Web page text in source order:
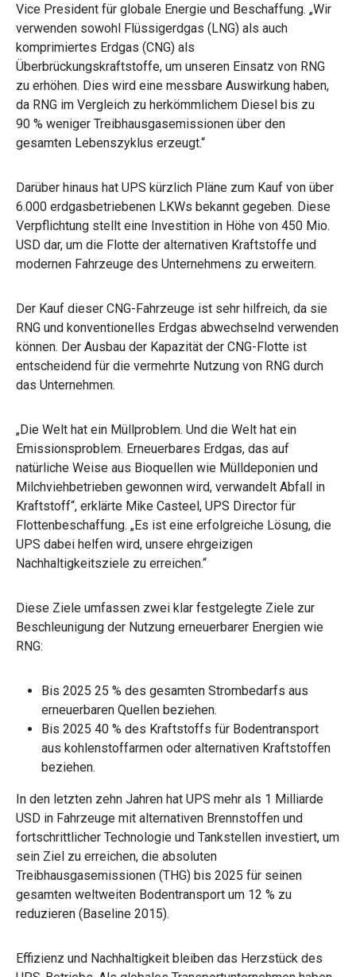
Vice President für globale Energie und Beschaffung. „Wir
verwenden sowohl Flüssigerdgas (LNG) als auch
komprimiertes Erdgas (CNG) als
Überbrückungskraftstoffe, um unseren Einsatz von RNG
zu erhöhen. Dies wird eine messbare Auswirkung haben,
da RNG im Vergleich zu herkömmlichem Diesel bis zu
90 % weniger Treibhausgasemissionen über den
gesamten Lebenszyklus erzeugt.“
Darüber hinaus hat UPS kürzlich Pläne zum Kauf von über
6.000 erdgasbetriebenen LKWs bekannt gegeben. Diese
Verpflichtung stellt eine Investition in Höhe von 450 Mio.
USD dar, um die Flotte der alternativen Kraftstoffe und
modernen Fahrzeuge des Unternehmens zu erweitern.
Der Kauf dieser CNG-Fahrzeuge ist sehr hilfreich, da sie
RNG und konventionelles Erdgas abwechselnd verwenden
können. Der Ausbau der Kapazität der CNG-Flotte ist
entscheidend für die vermehrte Nutzung von RNG durch
das Unternehmen.
„Die Welt hat ein Müllproblem. Und die Welt hat ein
Emissionsproblem. Erneuerbares Erdgas, das auf
natürliche Weise aus Bioquellen wie Mülldeponien und
Milchviehbetrieben gewonnen wird, verwandelt Abfall in
Kraftstoff“, erklärte Mike Casteel, UPS Director für
Flottenbeschaffung. „Es ist eine erfolgreiche Lösung, die
UPS dabei helfen wird, unsere ehrgeizigen
Nachhaltigkeitsziele zu erreichen.“
Diese Ziele umfassen zwei klar festgelegte Ziele zur
Beschleunigung der Nutzung erneuerbarer Energien wie
RNG:
Bis 2025 25 % des gesamten Strombedarfs aus
erneuerbaren Quellen beziehen.
Bis 2025 40 % des Kraftstoffs für Bodentransport
aus kohlenstoffarmen oder alternativen Kraftstoffen
beziehen.
In den letzten zehn Jahren hat UPS mehr als 1 Milliarde
USD in Fahrzeuge mit alternativen Brennstoffen und
fortschrittlicher Technologie und Tankstellen investiert, um
sein Ziel zu erreichen, die absoluten
Treibhausgasemissionen (THG) bis 2025 für seinen
gesamten weltweiten Bodentransport um 12 % zu
reduzieren (Baseline 2015).
Effizienz und Nachhaltigkeit bleiben das Herzstück des